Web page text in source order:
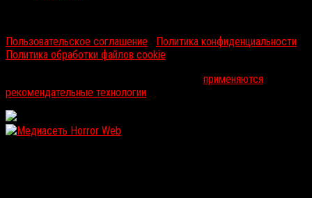
Пользовательское соглашение
Политика конфиденциальности
Политика обработки файлов cookie
применяются
рекомендательные технологии